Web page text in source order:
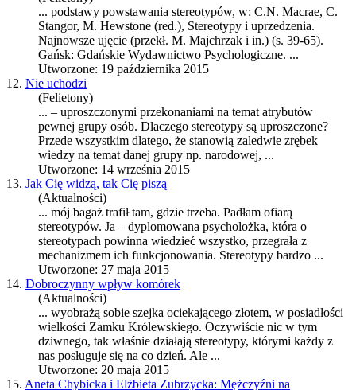
... podstawy powstawania stereotypów, w: C.N. Macrae, C.
Stangor, M. Hewstone (red.), Stereotypy i uprzedzenia.
Najnowsze ujęcie (przekł. M. Majchrzak i in.) (s. 39-65).
Gańsk: Gdańskie Wydawnictwo Psychologiczne. ...
Utworzone: 19 października 2015
12. Nie uchodzi
(Felietony)
... – uproszczonymi przekonaniami na temat atrybutów
pewnej grupy osób. Dlaczego stereotypy są uproszczone?
Przede wszystkim dlatego, że stanowią zaledwie zrębek
wiedzy na temat danej grupy np. narodowej, ...
Utworzone: 14 września 2015
13. Jak Cię widzą, tak Cię piszą
(Aktualności)
... mój bagaż trafił tam, gdzie trzeba. Padłam ofiarą
stereotypów. Ja – dyplomowana psycholożka, która o
stereotypach powinna wiedzieć wszystko, przegrała z
mechanizmem ich funkcjonowania. Stereotypy bardzo ...
Utworzone: 27 maja 2015
14. Dobroczynny wpływ komórek
(Aktualności)
... wyobrażą sobie szejka ociekającego złotem, w posiadłości
wielkości Zamku Królewskiego. Oczywiście nic w tym
dziwnego, tak właśnie działają stereotypy, którymi każdy z
nas posługuje się na co dzień. Ale ...
Utworzone: 20 maja 2015
15. Aneta Chybicka i Elżbieta Zubrzycka: Mężczyźni na